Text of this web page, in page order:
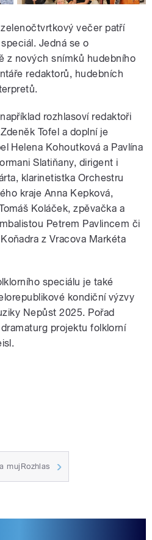
večer patří
Jedná se o
z nových snímků hudebního
redaktorů, hudebních
rozhlasoví redaktoři
Tofel a doplní je
Helena Kohoutková a Pavlína
Slatiňany, dirigent i
klarinetistka Orchestru
kraje Anna Kepková,
Koláček, zpěvačka a
Petrem Pavlincem či
z Vracova Markéta
speciálu je také
kondiční výzvy
Nepůst 2025. Pořad
projektu folklorní
mujRozhlas